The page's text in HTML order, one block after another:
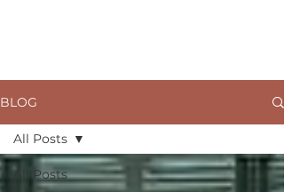
BLOG
All Posts
All Posts